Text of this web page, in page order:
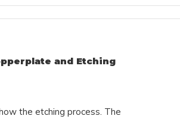
and Etching
the etching process. The